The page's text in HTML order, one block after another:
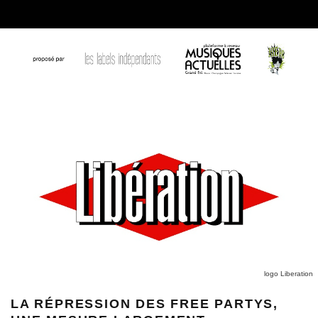
logo Liberation
LA RÉPRESSION DES FREE PARTYS,